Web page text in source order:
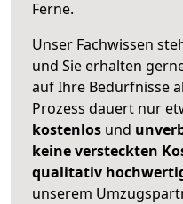
Ferne.
Unser Fachwissen
und Sie erhalten
auf Ihre Bedürfnisse
Prozess dauert nur
kostenlos und
keine versteckten
qualitativ
unserem